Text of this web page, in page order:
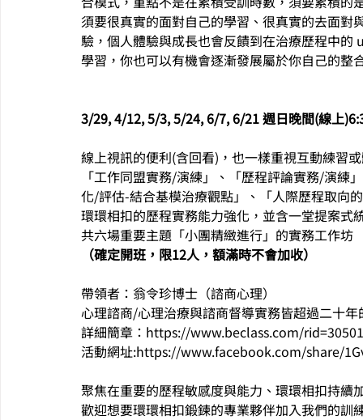
須要很真實的面對自己的學習、很真實的去面
驗，個人體驗與成長也會反饋到在治療歷程中
學習，你也可以有機會逐漸發展屬於你自己的整
3/29, 4/12, 5/3, 5/24, 6/7, 6/21 週日晚間(線上
線上視訊的便利(含回看)，也一樣重視互動練習
「工作同盟實務/演練」、「歷程評論實務/演
化/評估-結合基模治療觀點」、「人際歷程取向
環環相扣的歷程實務能力強化，並含一堂提案式
共六場重要主題「小團精緻進行」的實務工作坊
（確定開班，限12人，額滿時不會加收）
帶領者：翁令珍博士（諮商心理）
心理諮商/心理治療與諮商督導實務皆超過二十
詳細簡章：https://www.beclass.com/
活動網址:https://www.facebook.com/share/
聚焦在重要的歷程敏感度與能力、環環相扣持續
歡迎想要環環相扣鍛鍊的專業夥伴加入我們的訓